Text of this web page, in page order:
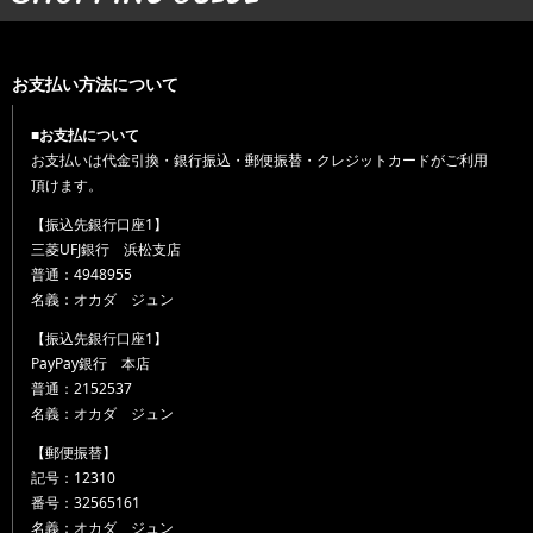
お支払い方法について
■お支払について
お支払いは代金引換・銀行振込・郵便振替・クレジットカードがご利用
頂けます。
【振込先銀行口座1】
三菱UFJ銀行 浜松支店
普通：4948955
名義：オカダ ジュン
【振込先銀行口座1】
PayPay銀行 本店
普通：2152537
名義：オカダ ジュン
【郵便振替】
記号：12310
番号：32565161
名義：オカダ ジュン